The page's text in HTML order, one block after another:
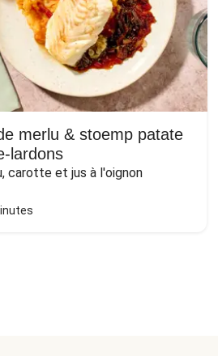
merlu & stoemp patate
lardons
carotte et jus à l'oignon